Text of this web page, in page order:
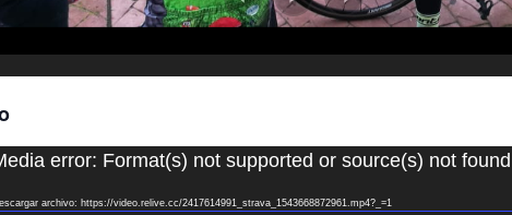
error: Format(s) not supported or source(s) not found
archivo: https://video.relive.cc/2417614991_strava_1543668872961.mp4?_=1